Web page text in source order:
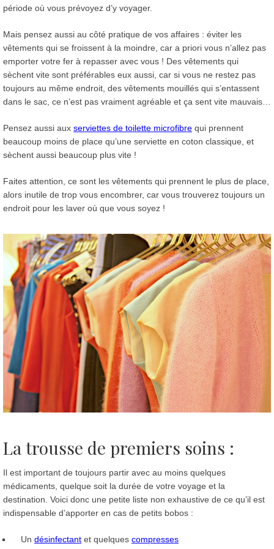
période où vous prévoyez d’y voyager.
Mais pensez aussi au côté pratique de vos affaires : éviter les
vêtements qui se froissent à la moindre, car a priori vous n’allez pas
emporter votre fer à repasser avec vous ! Des vêtements qui
sèchent vite sont préférables eux aussi, car si vous ne restez pas
toujours au même endroit, des vêtements mouillés qui s’entassent
dans le sac, ce n’est pas vraiment agréable et ça sent vite mauvais…
Pensez aussi aux serviettes de toilette microfibre qui prennent
beaucoup moins de place qu’une serviette en coton classique, et
sèchent aussi beaucoup plus vite !
Faites attention, ce sont les vêtements qui prennent le plus de place,
alors inutile de trop vous encombrer, car vous trouverez toujours un
endroit pour les laver où que vous soyez !
La trousse de premiers soins :
Il est important de toujours partir avec au moins quelques
médicaments, quelque soit la durée de votre voyage et la
destination. Voici donc une petite liste non exhaustive de ce qu’il est
indispensable d’apporter en cas de petits bobos :
Un désinfectant et quelques compresses